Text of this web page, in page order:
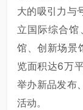
大的吸引力与
立国际综合
馆、创新场景
览面积达6万
举办新品发布
活动。